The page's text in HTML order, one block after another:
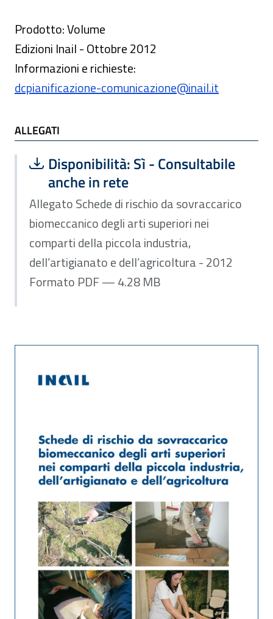
Prodotto: Volume
Edizioni Inail - Ottobre 2012
Informazioni e richieste:
dcpianificazione-comunicazione@inail.it
ALLEGATI
Scarica file:
Disponibilità: Sì - Consultabile
anche in rete
Formato PDF — Dimensione 4.28 MB
Allegato Schede di rischio da sovraccarico
biomeccanico degli arti superiori nei
comparti della piccola industria,
dell’artigianato e dell’agricoltura - 2012
Formato PDF — 4.28 MB